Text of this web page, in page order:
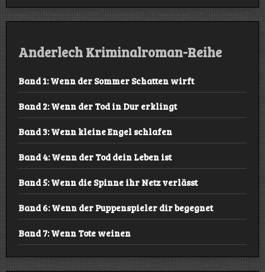
Anderlech Kriminalroman-Reihe
Band 1: Wenn der Sommer Schatten wirft
Band 2: Wenn der Tod in Dur erklingt
Band 3: Wenn kleine Engel schlafen
Band 4: Wenn der Tod dein Leben ist
Band 5: Wenn die Spinne ihr Netz verlässt
Band 6: Wenn der Puppenspieler dir begegnet
Band 7: Wenn Tote weinen